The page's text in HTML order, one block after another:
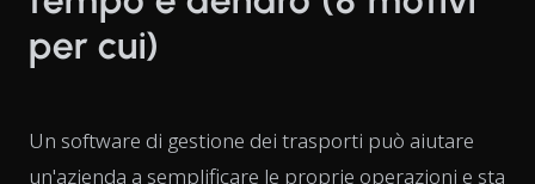
per cui)
Un software di gestione dei trasporti può aiutare
un'azienda a semplificare le proprie operazioni e sta